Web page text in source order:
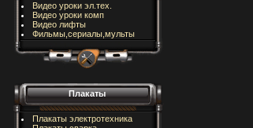
Видео уроки эл.тех.
Видео уроки комп
Видео лифты
Фильмы,сериалы,мульты
Плакаты
Плакаты электротехника